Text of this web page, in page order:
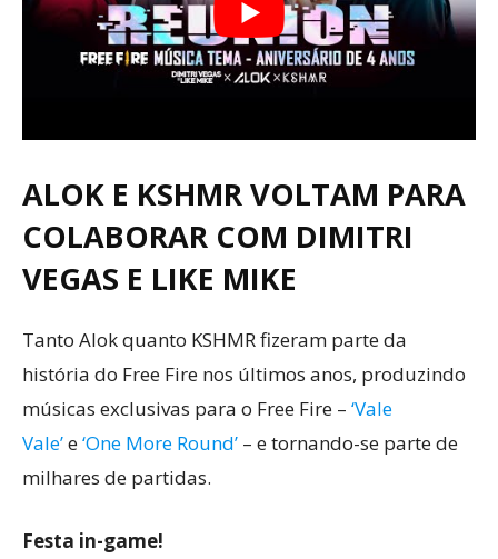
ALOK E KSHMR VOLTAM PARA
COLABORAR COM DIMITRI
VEGAS E LIKE MIKE
Tanto Alok quanto KSHMR fizeram parte da
história do Free Fire nos últimos anos, produzindo
músicas exclusivas para o Free Fire – ‘Vale
Vale’e‘One More Round’ – e tornando-se parte de
milhares de partidas.
Festa in-game!